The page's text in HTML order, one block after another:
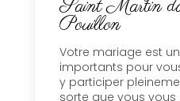
Saint Martin
Pouillon
Votre mariage est
importants pour
y participer
sorte que vous vous